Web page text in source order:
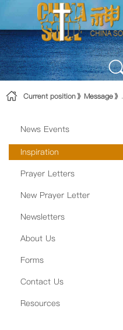
Skip to Content
Current position Message
News Events
Inspiration
Prayer Letters
New Prayer Letter
Newsletters
About Us
Forms
Contact Us
Resources